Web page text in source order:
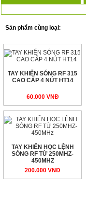
Sản phẩm cùng loại:
TAY KHIỂN SÓNG RF 315
CAO CẤP 4 NÚT HT14
60.000 VNÐ
TAY KHIỂN HỌC LỆNH
SÓNG RF TỪ 250MHZ-
450MHZ
200.000 VNÐ